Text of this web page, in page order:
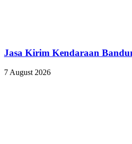
Jasa Kirim Kendaraan
7 August 2026